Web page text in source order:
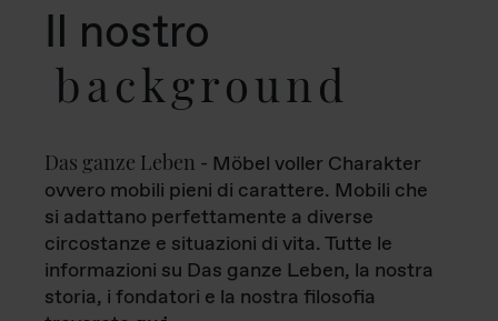
Il nostro
background
Das ganze Leben - Möbel voller Charakter
ovvero mobili pieni di carattere. Mobili che
si adattano perfettamente a diverse
circostanze e situazioni di vita. Tutte le
informazioni su Das ganze Leben, la nostra
storia, i fondatori e la nostra filosofia